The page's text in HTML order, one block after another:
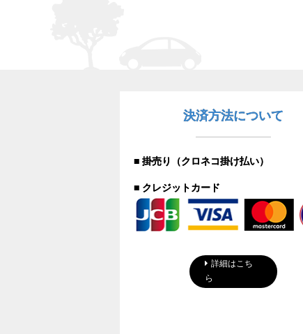
決済方法について
■ 掛売り（クロネコ掛け払い）
■ クレジットカード
詳細はこち
ら